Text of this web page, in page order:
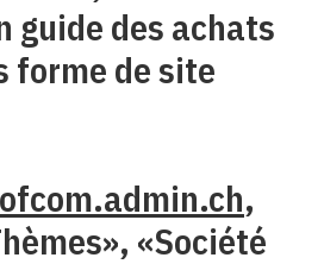
guide des achats
forme de site
,
«Société